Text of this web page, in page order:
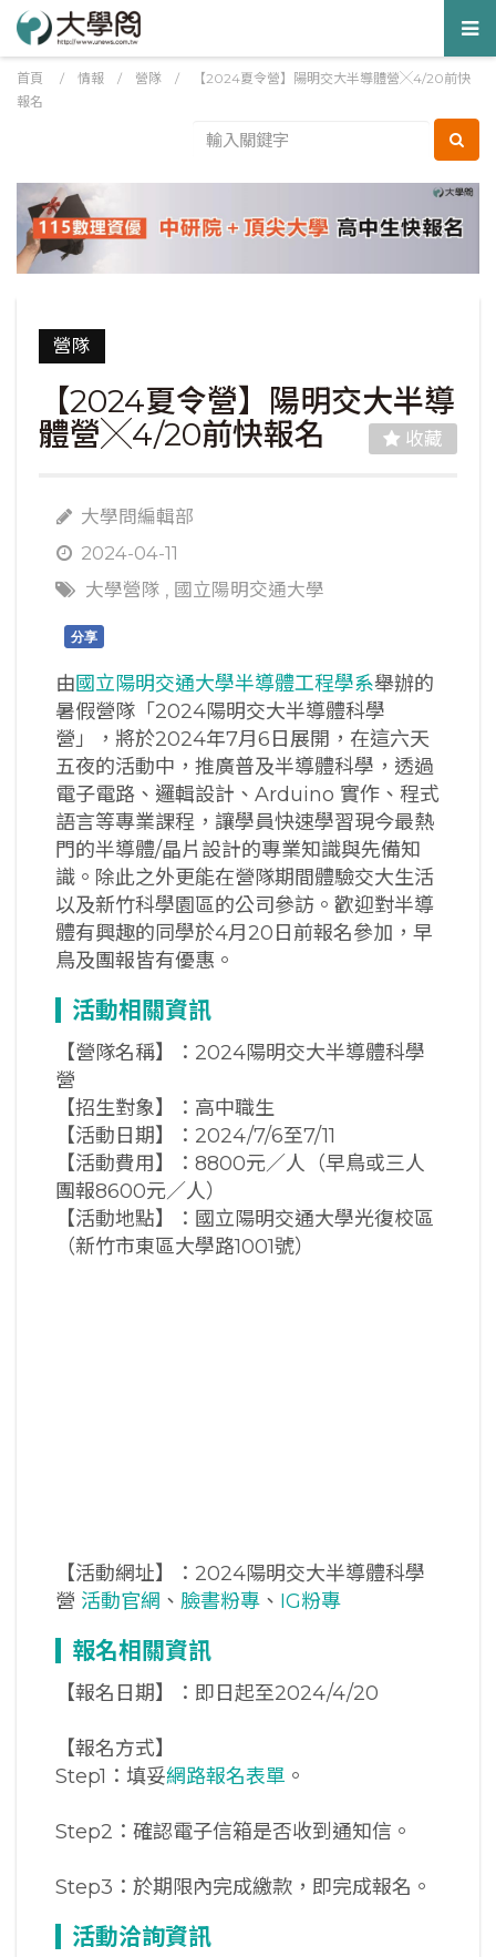
首頁 / 情報 / 營隊 /
【2024夏令營】陽明交大半導體營╳4/20前快
報名
營隊
【2024夏令營】陽明交大半導
體營╳4/20前快報名
收藏
大學問編輯部
2024-04-11
大學營隊 , 國立陽明交通大學
分享
由國立陽明交通大學半導體工程學系舉辦的
暑假營隊「2024陽明交大半導體科學
營」，將於2024年7月6日展開，在這六天
五夜的活動中，推廣普及半導體科學，透過
電子電路、邏輯設計、Arduino 實作、程式
語言等專業課程，讓學員快速學習現今最熱
門的半導體/晶片設計的專業知識與先備知
識。除此之外更能在營隊期間體驗交大生活
以及新竹科學園區的公司參訪。歡迎對半導
體有興趣的同學於4月20日前報名參加，早
鳥及團報皆有優惠。
活動相關資訊
【營隊名稱】：2024陽明交大半導體科學
營
【招生對象】：高中職生
【活動日期】：2024/7/6至7/11
【活動費用】：8800元／人（早鳥或三人
團報8600元／人）
【活動地點】：國立陽明交通大學光復校區
（新竹市東區大學路1001號）
【活動網址】：2024陽明交大半導體科學
營 活動官網 、 臉書粉專 、 IG粉專
報名相關資訊
【報名日期】：即日起至2024/4/20
【報名方式】
Step1：填妥網路報名表單 。
Step2：確認電子信箱是否收到通知信。
Step3：於期限內完成繳款，即完成報名。
活動洽詢資訊